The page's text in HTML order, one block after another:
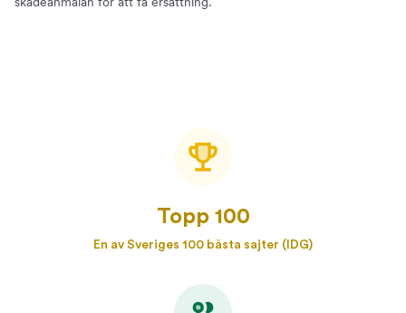
Topp 100
En av Sveriges 100 bästa sajter (IDG)